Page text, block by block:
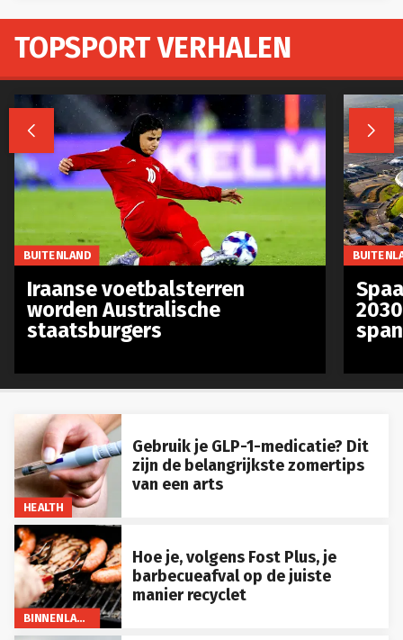
HEALTH
Gebruik je GLP-1-medicatie? Dit
zijn de belangrijkste zomertips
van een arts
BINNENLAND
Hoe je, volgens Fost Plus, je
barbecueafval op de juiste
manier recyclet
TOPSPORT VERHALEN
 
BUITENLAND
Iraanse voetbalsterren
worden Australische
staatsburgers